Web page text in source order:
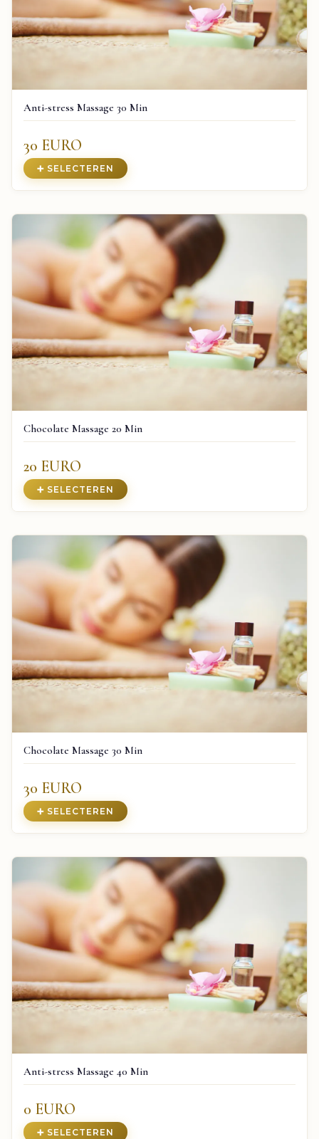
Anti-stress Massage 30 Min
30 EURO
➕ SELECTEREN
Chocolate Massage 20 Min
20 EURO
➕ SELECTEREN
Chocolate Massage 30 Min
30 EURO
➕ SELECTEREN
Anti-stress Massage 40 Min
0 EURO
➕ SELECTEREN